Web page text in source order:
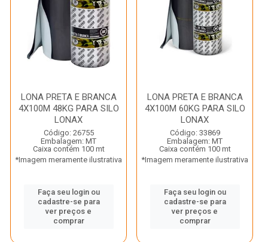
LONA PRETA E BRANCA
4X100M 48KG PARA SILO
LONAX
Código: 26755
Embalagem: MT
Caixa contém 100 mt
*Imagem meramente ilustrativa
Faça seu login ou
cadastre-se para
ver preços e
comprar
LONA PRETA E BRANCA
4X100M 60KG PARA SILO
LONAX
Código: 33869
Embalagem: MT
Caixa contém 100 mt
*Imagem meramente ilustrativa
Faça seu login ou
cadastre-se para
ver preços e
comprar